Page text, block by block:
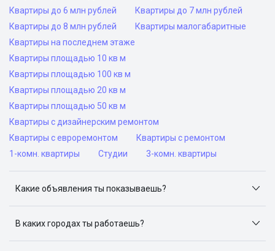
Квартиры до 6 млн рублей
Квартиры до 7 млн рублей
Квартиры до 8 млн рублей
Квартиры малогабаритные
Квартиры на последнем этаже
Квартиры площадью 10 кв м
Квартиры площадью 100 кв м
Квартиры площадью 20 кв м
Квартиры площадью 50 кв м
Квартиры с дизайнерским ремонтом
Квартиры с евроремонтом
Квартиры с ремонтом
1-комн. квартиры
Студии 3-комн. квартиры
Какие объявления ты показываешь?
объявлений: ЦИАН, Домклик, Яндекс.Недвижимость,
Авито, Самолет.Плюс.
В каких городах ты работаешь?